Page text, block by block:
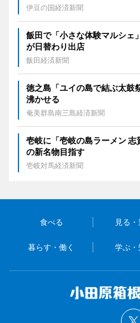
伊豆の国経済新聞
飯田で「小さな体験マルシ
が日替わり出店
飯田経済新聞
徳之島「ユイの島で結ぶ太
沸かせる
奄美群島南三島経済新聞
壱岐に「壱岐の島ラーメン
の新名物目指す
壱岐対馬経済新聞
食べる 見る
暮らす・働く 学ぶ・